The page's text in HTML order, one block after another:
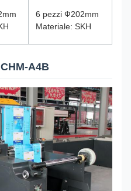
6 pezzi Ф202mm
Materiale: SKH
A4B